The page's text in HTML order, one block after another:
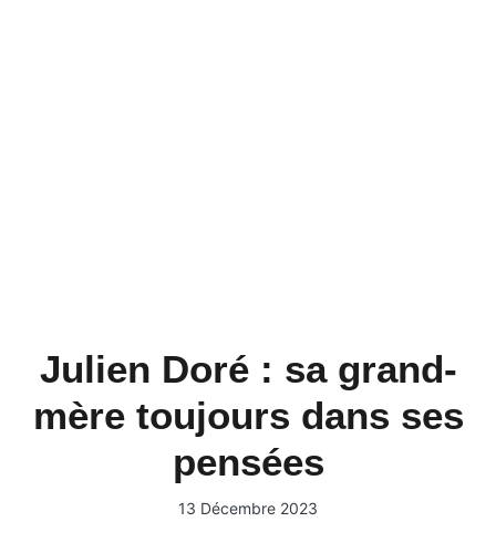
Julien Doré : sa grand-
mère toujours dans ses
pensées
13 Décembre 2023